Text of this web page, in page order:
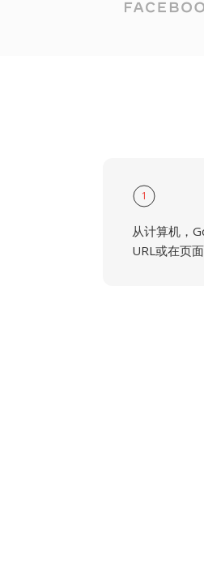
1
从计算机，
URL或在页